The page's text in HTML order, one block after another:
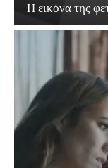
Η εικόνα της